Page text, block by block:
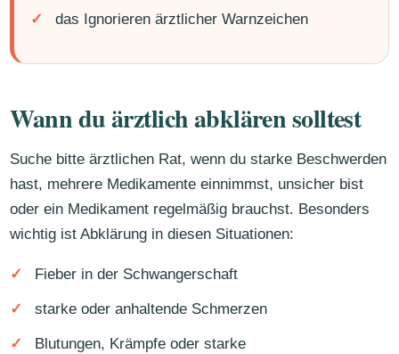
das Ignorieren ärztlicher Warnzeichen
Wann du ärztlich abklären solltest
Suche bitte ärztlichen Rat, wenn du starke Beschwerden
hast, mehrere Medikamente einnimmst, unsicher bist
oder ein Medikament regelmäßig brauchst. Besonders
wichtig ist Abklärung in diesen Situationen:
Fieber in der Schwangerschaft
starke oder anhaltende Schmerzen
Blutungen, Krämpfe oder starke